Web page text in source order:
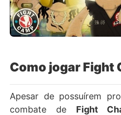
Como jogar Fight
Apesar de possuírem
combate de Fight